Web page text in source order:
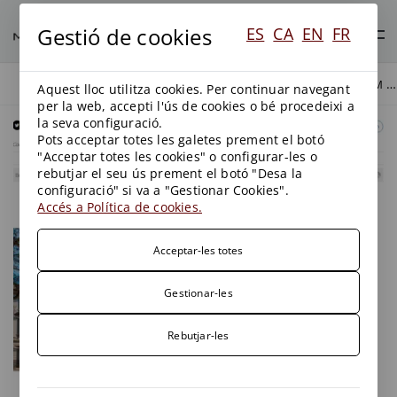
BLOG AIGUES COP DEL TRIBUNAL SUPREM A TRAGSA
Gestió de cookies ES CA EN FR
Aquest lloc utilitza cookies. Per continuar navegant
per la web, accepti l'ús de cookies o bé procedeixi a
la seva configuració.
Pots acceptar totes les galetes prement el botó
"Acceptar totes les cookies" o configurar-les o
rebutjar el seu ús prement el botó "Desa la
configuració" si va a "Gestionar Cookies".
Accés a Política de cookies.
Acceptar-les totes
Gestionar-les
Rebutjar-les